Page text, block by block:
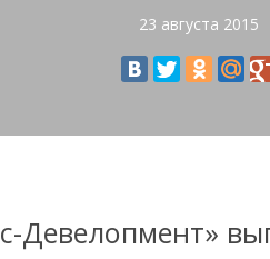
23 августа 2015
Девелопмент»